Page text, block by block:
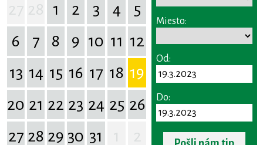
1 2 3 4
5
6
7 8 9 10 11 12
13 14 15 16 17 18 19
20 21 22 23 24 25 26
27 28 29 30 31
Miesto:
Od:
Do: